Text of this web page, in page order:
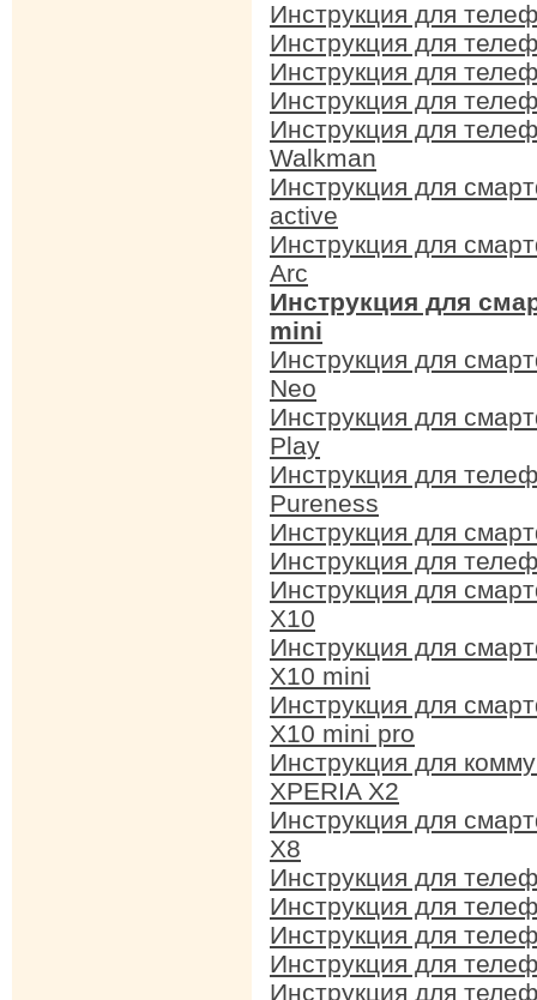
Инструкция для
Инструкция для
Инструкция для
Инструкция для
Инструкция для
Walkman
Инструкция для
active
Инструкция для
Arc
Инструкция для
mini
Инструкция для
Neo
Инструкция для
Play
Инструкция для
Pureness
Инструкция для
Инструкция для
Инструкция для
X10
Инструкция для
X10 mini
Инструкция для
X10 mini pro
Инструкция для
XPERIA X2
Инструкция для
X8
Инструкция для
Инструкция для
Инструкция для
Инструкция для
Инструкция для